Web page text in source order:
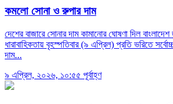
কমলো সোনা ও রুপার দাম
দেশের বাজারে সোনার দাম কামানোর ঘোষণা দিল
ধারাবাহিকতায় বৃহস্পতিবার (৯ এপ্রিল) প্রতি ভরিতে
দাম...
৯ এপ্রিল, ২০২৬, ১০:৫৫ পূর্বাহ্ণ